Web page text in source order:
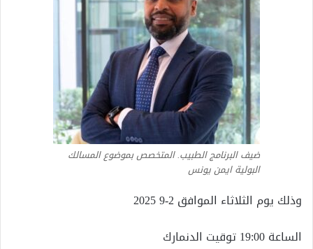
ضيف البرنامج الطبيب. المتخصص بموضوع المسالك
البولية ايمن يونس
وذلك يوم الثلاثاء الموافق 2-9 2025
الساعة 19:00 توقيت الدنمارك